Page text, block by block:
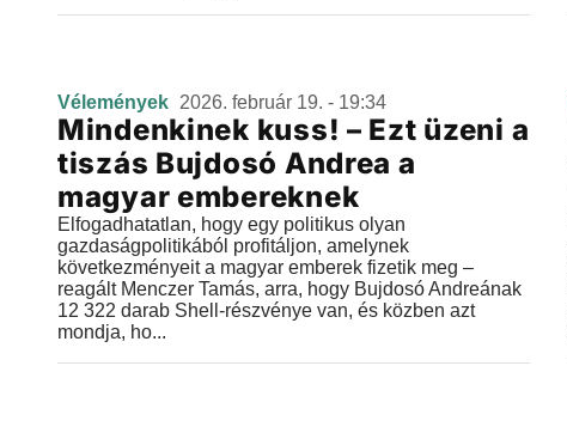
Vélemények 2026. február 19. - 19:34
Mindenkinek kuss! – Ezt üzeni a
tiszás Bujdosó Andrea a
magyar embereknek
Elfogadhatatlan, hogy egy politikus olyan
gazdaságpolitikából profitáljon, amelynek
következményeit a magyar emberek fizetik meg –
reagált Menczer Tamás, arra, hogy Bujdosó Andreának
12 322 darab Shell-részvénye van, és közben azt
mondja, ho...